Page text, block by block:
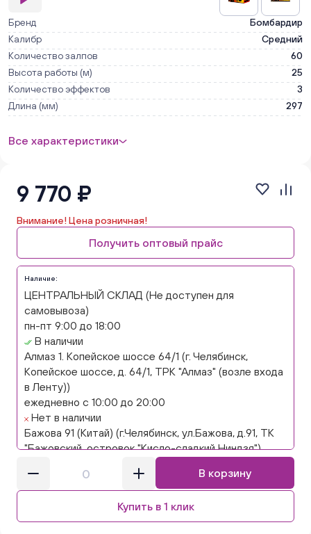
Бренд
Бомбардир
Калибр
Средний
Количество залпов
60
Высота работы (м)
25
Количество эффектов
3
Длина (мм)
297
Все характеристики
9 770 ₽
Внимание! Цена розничная!
Получить оптовый прайс
Наличие:
ЦЕНТРАЛЬНЫЙ СКЛАД (Не доступен для
самовывоза)
пн-пт 9:00 до 18:00
В наличии
Алмаз 1. Копейское шоссе 64/1 (г. Челябинск,
Копейское шоссе, д. 64/1, ТРК "Алмаз" (возле входа
в Ленту))
ежедневно с 10:00 до 20:00
Нет в наличии
Бажова 91 (Китай) (г.Челябинск, ул.Бажова, д.91, ТК
"Бажовский, островок "Кисло-сладкий Ниндзя")
ежедневно с 10:00 до 20:00
Нет в наличии
Бажова 91 Цветы (г. Челябинск, ул.Бажова, д91/1 (на
ежедневно с 10:00 до 20:00
В корзину
Купить в 1 клик